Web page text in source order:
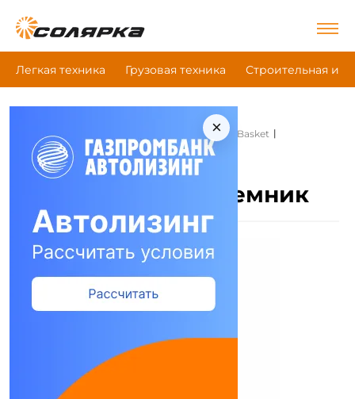
Легкая техника Грузовая техника Строительная и
×
Главная Platform Basket |
Коленчатый подъемник
Platform Basket
Коленчатый подъемник